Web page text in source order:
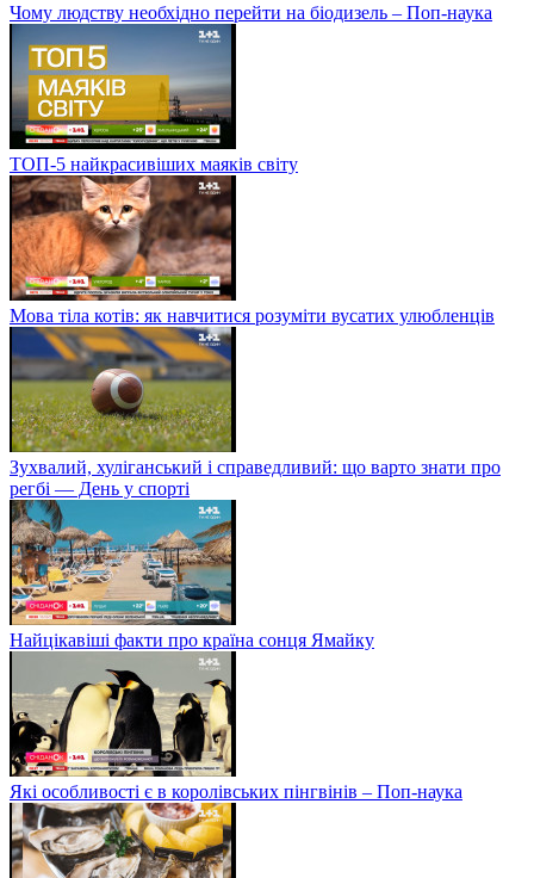
Чому людству необхідно перейти на біодизель – Поп-наука
ТОП-5 найкрасивіших маяків світу
Мова тіла котів: як навчитися розуміти вусатих улюбленців
Зухвалий, хуліганський і справедливий: що варто знати про
регбі — День у спорті
Найцікавіші факти про країна сонця Ямайку
Які особливості є в королівських пінгвінів – Поп-наука